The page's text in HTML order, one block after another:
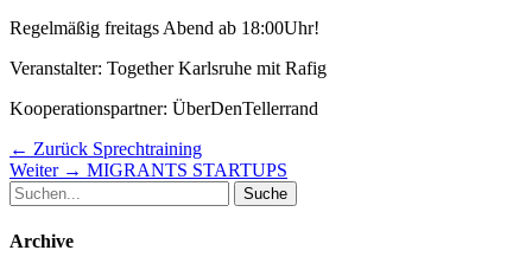
Regelmäßig freitags Abend ab 18:00Uhr!
Veranstalter: Together Karlsruhe mit Rafig
Kooperationspartner: ÜberDenTellerrand
Beitragsnavigation
← Zurück Vorheriger
Beitrag:
Sprechtraining
Weiter → Nächster
MIGRANTS STARTUPS
Suche
nach:
Archive